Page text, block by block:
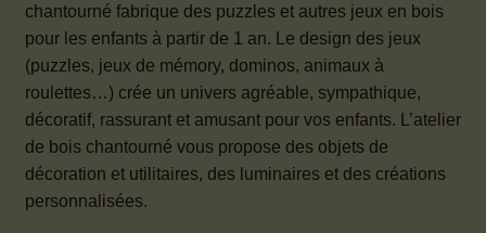
chantourné fabrique des puzzles et autres jeux en bois
pour les enfants à partir de 1 an. Le design des jeux
(puzzles, jeux de mémory, dominos, animaux à
roulettes…) crée un univers agréable, sympathique,
décoratif, rassurant et amusant pour vos enfants. L’atelier
de bois chantourné vous propose des objets de
décoration et utilitaires, des luminaires et des créations
personnalisées.